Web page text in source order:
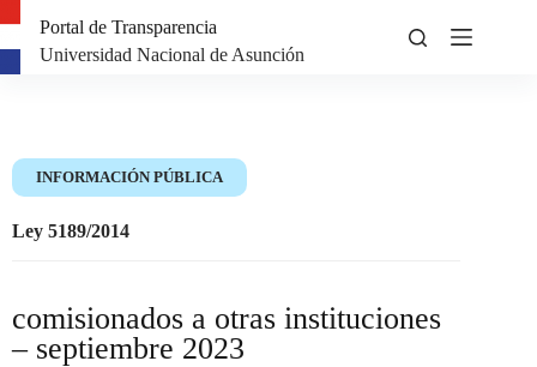
Portal de Transparencia
Universidad Nacional de Asunción
INFORMACIÓN PÚBLICA
Ley 5189/2014
comisionados a otras instituciones
– septiembre 2023